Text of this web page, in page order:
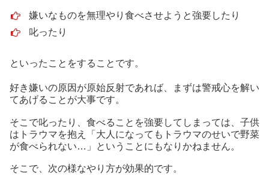
嫌いなものを無理やり食べさせようと強要したり
叱ったり
といったことをすることです。
好き嫌いの原因が原始反射であれば、まずは警戒心を解い
てあげることが大事です。
そこで叱ったり、食べることを強要してしまっては、子供
はトラウマを抱え「大人になってもトラウマのせいで野菜
が食べられない…」ということにもなりかねません。
そこで、次の様なやり方が効果的です。